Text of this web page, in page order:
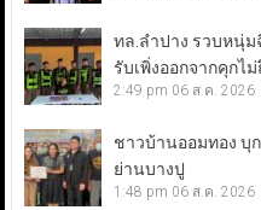
ทล.ลำปาง รวบหนุ่ม
รับเพิ่งออกจากคุกไ
2:49 pm 06 ส.ค. 2026
ชาวบ้านออมทอง บุ
ย่านบางปู
1:48 pm 06 ส.ค. 2026